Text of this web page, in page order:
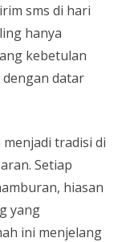
sms di hari
hanya
kebetulan
datar
tradisi di
Setiap
hiasan
yang
ini menjelang